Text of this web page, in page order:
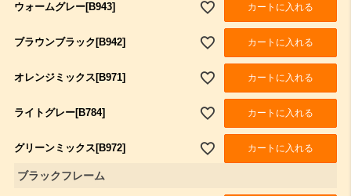
ウォームグレー[B943] カートに入れる
ブラウンブラック[B942] カートに入れる
オレンジミックス[B971] カートに入れる
ライトグレー[B784] カートに入れる
グリーンミックス[B972] カートに入れる
ブラックフレーム